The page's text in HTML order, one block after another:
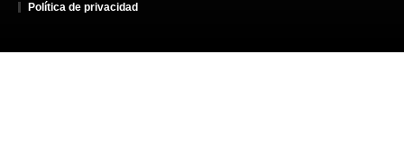
Política de privacidad